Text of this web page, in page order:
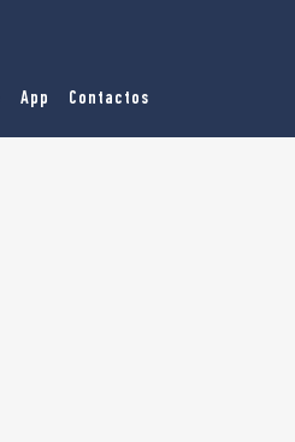
App Contactos